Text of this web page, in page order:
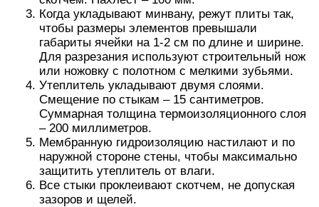
Когда укладывают минвану, режут плиты так,
чтобы размеры элементов превышали
габариты ячейки на 1-2 см по длине и ширине.
Для разрезания используют строительный нож
или ножовку с полотном с мелкими зубьями.
Утеплитель укладывают двумя слоями.
Смещение по стыкам – 15 сантиметров.
Суммарная толщина термоизоляционного слоя
– 200 миллиметров.
Мембранную гидроизоляцию настилают и по
наружной стороне стены, чтобы максимально
защитить утеплитель от влаги.
Все стыки проклеивают скотчем, не допуская
зазоров и щелей.